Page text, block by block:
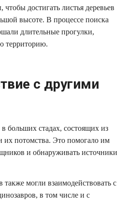
достигать листья деревьев
высоте. В процессе поиска
длительные прогулки,
территорию.
с другими
больших стадах, состоящих из
их потомства. Это помогало им
и обнаруживать источники
также могли взаимодействовать с
в том числе и с